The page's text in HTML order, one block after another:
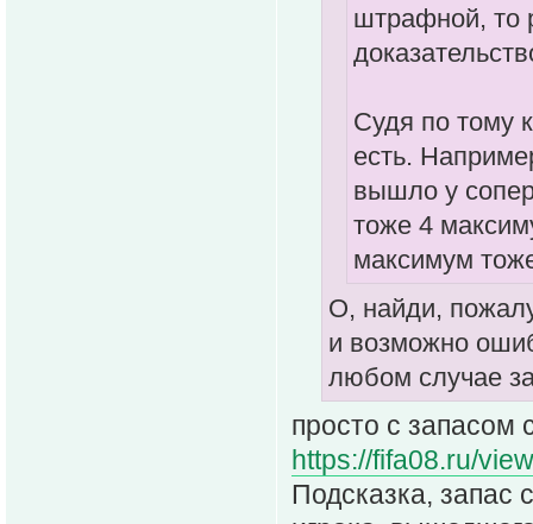
штрафной, то
Судя по тому
есть.
вышло у
тоже 4
максимум
О, найди,
и возможно
любом случае
просто с запасом
https://fifa08.ru/
Подсказка, запас